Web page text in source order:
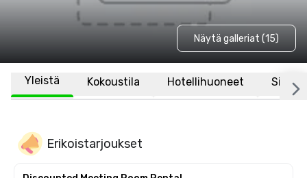
Näytä galleriat (15)
Yleistä Kokoustila Hotellihuoneet Sijainti
Erikoistarjoukset